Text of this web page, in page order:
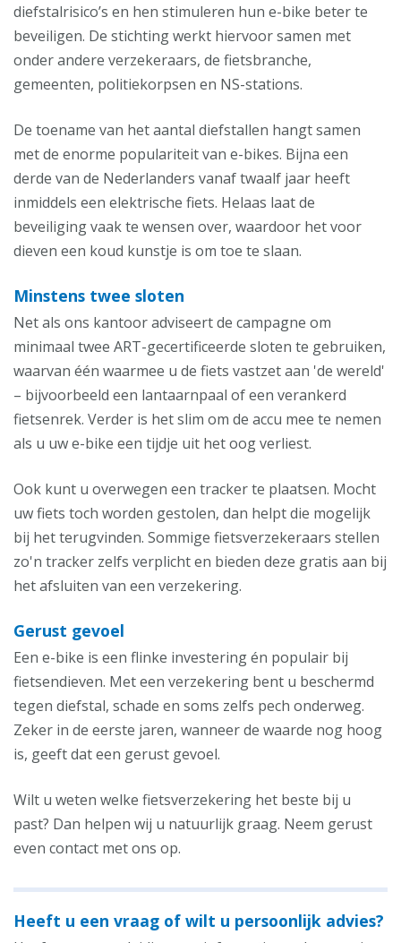
diefstalrisico’s en hen stimuleren hun e-bike beter te
beveiligen. De stichting werkt hiervoor samen met
onder andere verzekeraars, de fietsbranche,
gemeenten, politiekorpsen en NS-stations.
De toename van het aantal diefstallen hangt samen
met de enorme populariteit van e-bikes. Bijna een
derde van de Nederlanders vanaf twaalf jaar heeft
inmiddels een elektrische fiets. Helaas laat de
beveiliging vaak te wensen over, waardoor het voor
dieven een koud kunstje is om toe te slaan.
Minstens twee sloten
Net als ons kantoor adviseert de campagne om
minimaal twee ART-gecertificeerde sloten te gebruiken,
waarvan één waarmee u de fiets vastzet aan 'de wereld'
– bijvoorbeeld een lantaarnpaal of een verankerd
fietsenrek. Verder is het slim om de accu mee te nemen
als u uw e-bike een tijdje uit het oog verliest.
Ook kunt u overwegen een tracker te plaatsen. Mocht
uw fiets toch worden gestolen, dan helpt die mogelijk
bij het terugvinden. Sommige fietsverzekeraars stellen
zo'n tracker zelfs verplicht en bieden deze gratis aan bij
het afsluiten van een verzekering.
Gerust gevoel
Een e-bike is een flinke investering én populair bij
fietsendieven. Met een verzekering bent u beschermd
tegen diefstal, schade en soms zelfs pech onderweg.
Zeker in de eerste jaren, wanneer de waarde nog hoog
is, geeft dat een gerust gevoel.
Wilt u weten welke fietsverzekering het beste bij u
past? Dan helpen wij u natuurlijk graag. Neem gerust
even contact met ons op.
Heeft u een vraag of wilt u persoonlijk advies?